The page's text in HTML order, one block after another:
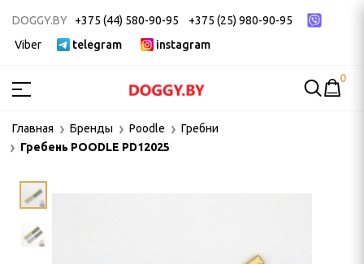
DOGGY.BY +375 (44) 580-90-95
+375 (25) 980-90-95
Viber
telegram instagram
0
Главная Бренды Poodle
Гребни
Гребень POODLE PD12025